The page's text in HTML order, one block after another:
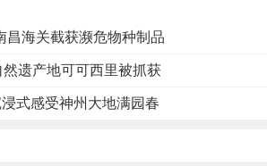
昌海关截获濒危物种制品
遗产地可可西里被抓获
式感受神州大地满园春